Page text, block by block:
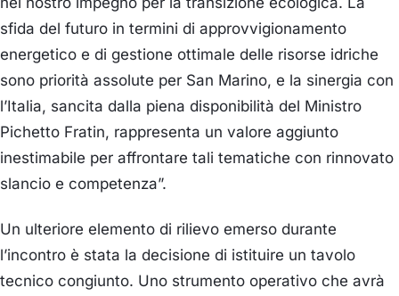
sfida del futuro in termini di approvvigionamento
energetico e di gestione ottimale delle risorse idriche
sono priorità assolute per San Marino, e la sinergia con
l’Italia, sancita dalla piena disponibilità del Ministro
Pichetto Fratin, rappresenta un valore aggiunto
inestimabile per affrontare tali tematiche con rinnovato
slancio e competenza”.
Un ulteriore elemento di rilievo emerso durante
l’incontro è stata la decisione di istituire un tavolo
tecnico congiunto. Uno strumento operativo che avrà